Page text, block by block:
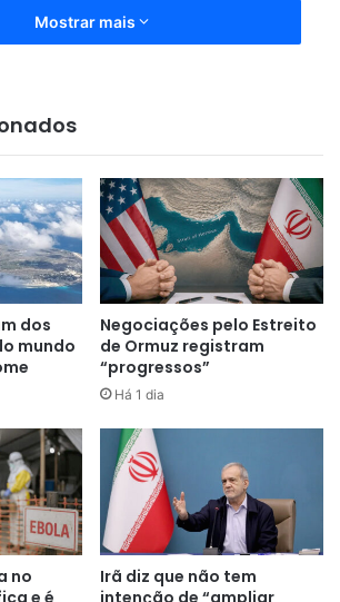
rápida de emergência, o trabalho tem
difícil por causa do frio. As
disso, o terremoto destruiu estradas
infraestrutura.
de notícias estatal Xinhua, os tremores
(horário local) na província de
com Qinghai. Mas foram sentidos
de Shaanxi, no norte, a cerca de
Mostrar mais
dos
mundo
Negociações pelo Estreito
de Ormuz registram
“progressos”
Há 1 dia
no
e é
Irã diz que não tem
intenção de “ampliar